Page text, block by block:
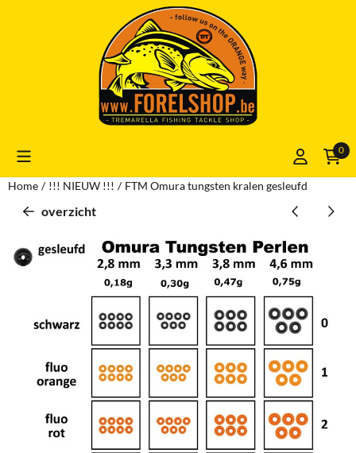
Cookievoorkeuren zijn momenteel gesloten.
0
Home / !!! NIEUW !!! / FTM Omura tungsten kralen gesleufd
overzicht